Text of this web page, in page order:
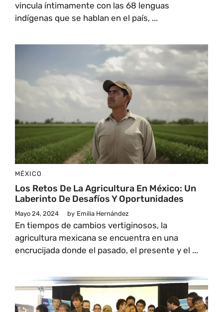
vincula íntimamente con las 68 lenguas
indígenas que se hablan en el país, ...
MÉXICO
Los Retos De La Agricultura En México: Un
Laberinto De Desafíos Y Oportunidades
Mayo 24, 2024 by Emilia Hernández
En tiempos de cambios vertiginosos, la
agricultura mexicana se encuentra en una
encrucijada donde el pasado, el presente y el ...